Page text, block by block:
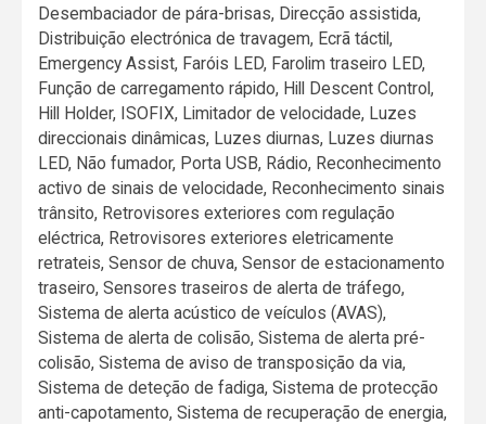
Desembaciador de pára-brisas, Direcção assistida,
Distribuição electrónica de travagem, Ecrã táctil,
Emergency Assist, Faróis LED, Farolim traseiro LED,
Função de carregamento rápido, Hill Descent Control,
Hill Holder, ISOFIX, Limitador de velocidade, Luzes
direccionais dinâmicas, Luzes diurnas, Luzes diurnas
LED, Não fumador, Porta USB, Rádio, Reconhecimento
activo de sinais de velocidade, Reconhecimento sinais
trânsito, Retrovisores exteriores com regulação
eléctrica, Retrovisores exteriores eletricamente
retrateis, Sensor de chuva, Sensor de estacionamento
traseiro, Sensores traseiros de alerta de tráfego,
Sistema de alerta acústico de veículos (AVAS),
Sistema de alerta de colisão, Sistema de alerta pré-
colisão, Sistema de aviso de transposição da via,
Sistema de deteção de fadiga, Sistema de protecção
anti-capotamento, Sistema de recuperação de energia,